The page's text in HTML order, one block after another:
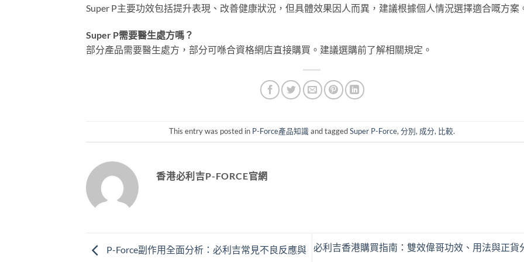
Super P主要功效包括提升表現、改善健康狀況，但具體效果因人而異，建議根據個人情況選擇適合嘅方案
Super P需要醫生處方嗎？
部分產品需要醫生處方，部分可喺合資格網店直接購買。建議選購前了解相關規定。
This entry was posted in P-Force產品知識 and taggedSuper P-Force, 分別, 成分, 比較.
香港必利吉P-FORCE官網
P-Force副作用全面分析：必利吉常見不良反應與 必利吉香港購買指南：雙效偉哥功效、用法與正貨